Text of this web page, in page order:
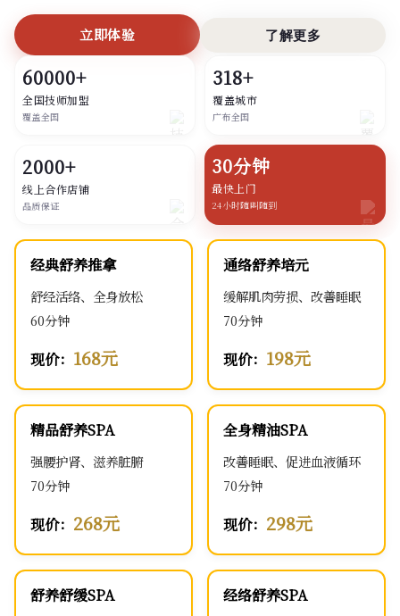
立即体验 了解更多
60000+
全国技师加盟
覆盖全国
318+
覆盖城市
广布全国
2000+
线上合作店铺
品质保证
30分钟
最快上门
24小时随叫随到
经典舒养推拿
舒经活络、全身放松
60分钟
现价： 168元
通络舒养培元
缓解肌肉劳损、改善睡眠
70分钟
现价： 198元
精品舒养SPA
强腰护肾、滋养脏腑
70分钟
现价： 268元
全身精油SPA
改善睡眠、促进血液循环
70分钟
现价： 298元
舒养舒缓SPA 经络舒养SPA